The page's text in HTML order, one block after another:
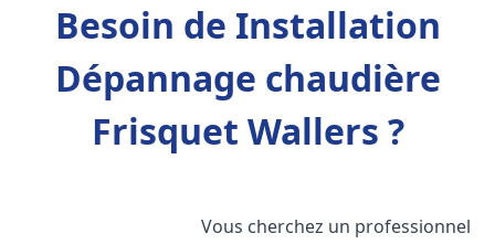
Besoin de Installation
Dépannage chaudière
Frisquet Wallers ?
Vous cherchez un professionnel